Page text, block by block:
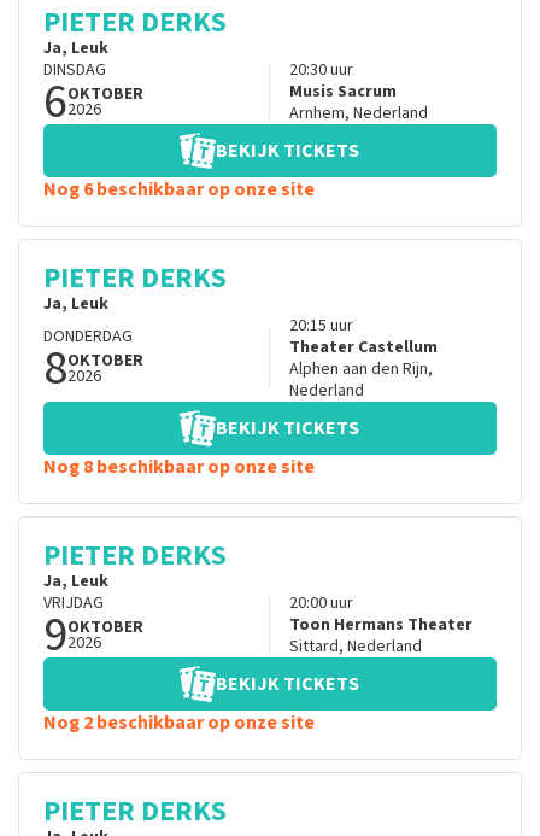
PIETER DERKS
Ja, Leuk
DINSDAG
6OKTOBER
2026
20:30uur
Musis Sacrum
Arnhem, Nederland
BEKIJK TICKETS
Nog 6 beschikbaar op onze site
PIETER DERKS
Ja, Leuk
DONDERDAG
8OKTOBER
2026
20:15 uur
Theater Castellum
Alphen aan den Rijn,
Nederland
BEKIJK TICKETS
Nog 8 beschikbaar op onze site
PIETER DERKS
Ja, Leuk
VRIJDAG
9OKTOBER
2026
20:00uur
Toon Hermans Theater
Sittard, Nederland
BEKIJK TICKETS
Nog 2 beschikbaar op onze site
PIETER DERKS